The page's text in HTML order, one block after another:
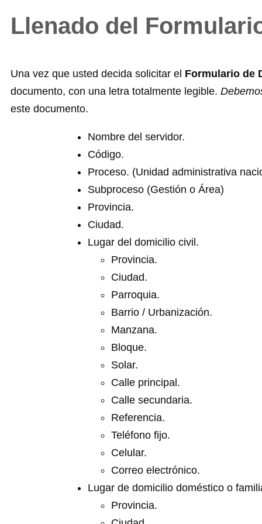
Llenado del
Una vez que usted decida solicitar el Formulario de
documento, con una letra totalmente legible.
este documento.
Nombre del servidor.
Código.
Proceso. (Unidad administrativa
Subproceso (Gestión o Área)
Provincia.
Ciudad.
Lugar del domicilio civil.
Provincia.
Ciudad.
Parroquia.
Barrio / Urbanización.
Manzana.
Bloque.
Solar.
Calle principal.
Calle secundaria.
Referencia.
Teléfono fijo.
Celular.
Correo electrónico.
Lugar de domicilio doméstico o
Provincia.